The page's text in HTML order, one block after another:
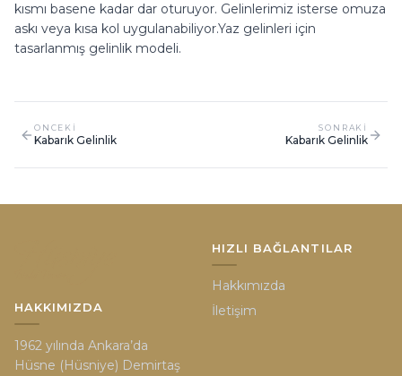
kısmı basene kadar dar oturuyor. Gelinlerimiz isterse omuza
askı veya kısa kol uygulanabiliyor.Yaz gelinleri için
tasarlanmış gelinlik modeli.
ONCEKI
Kabarık Gelinlik
SONRAKI
Kabarık Gelinlik
HAKKIMIZDA
1962 yılında Ankara’da
Hüsne (Hüsniye) Demirtaş
HIZLI BAĞLANTILAR
Hakkımızda
İletişim